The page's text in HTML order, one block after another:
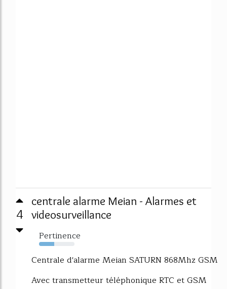
4
centrale alarme Meian - Alarmes et
videosurveillance
Pertinence
43%
Centrale d'alarme Meian SATURN 868Mhz GSM
Avec transmetteur téléphonique RTC et GSM